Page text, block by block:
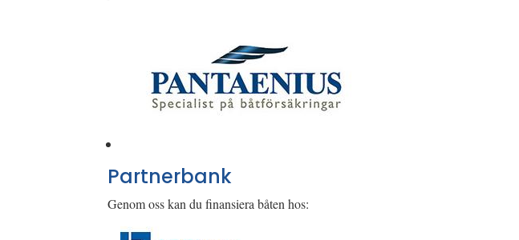
Partnerbank
Genom oss kan du finansiera båten hos: